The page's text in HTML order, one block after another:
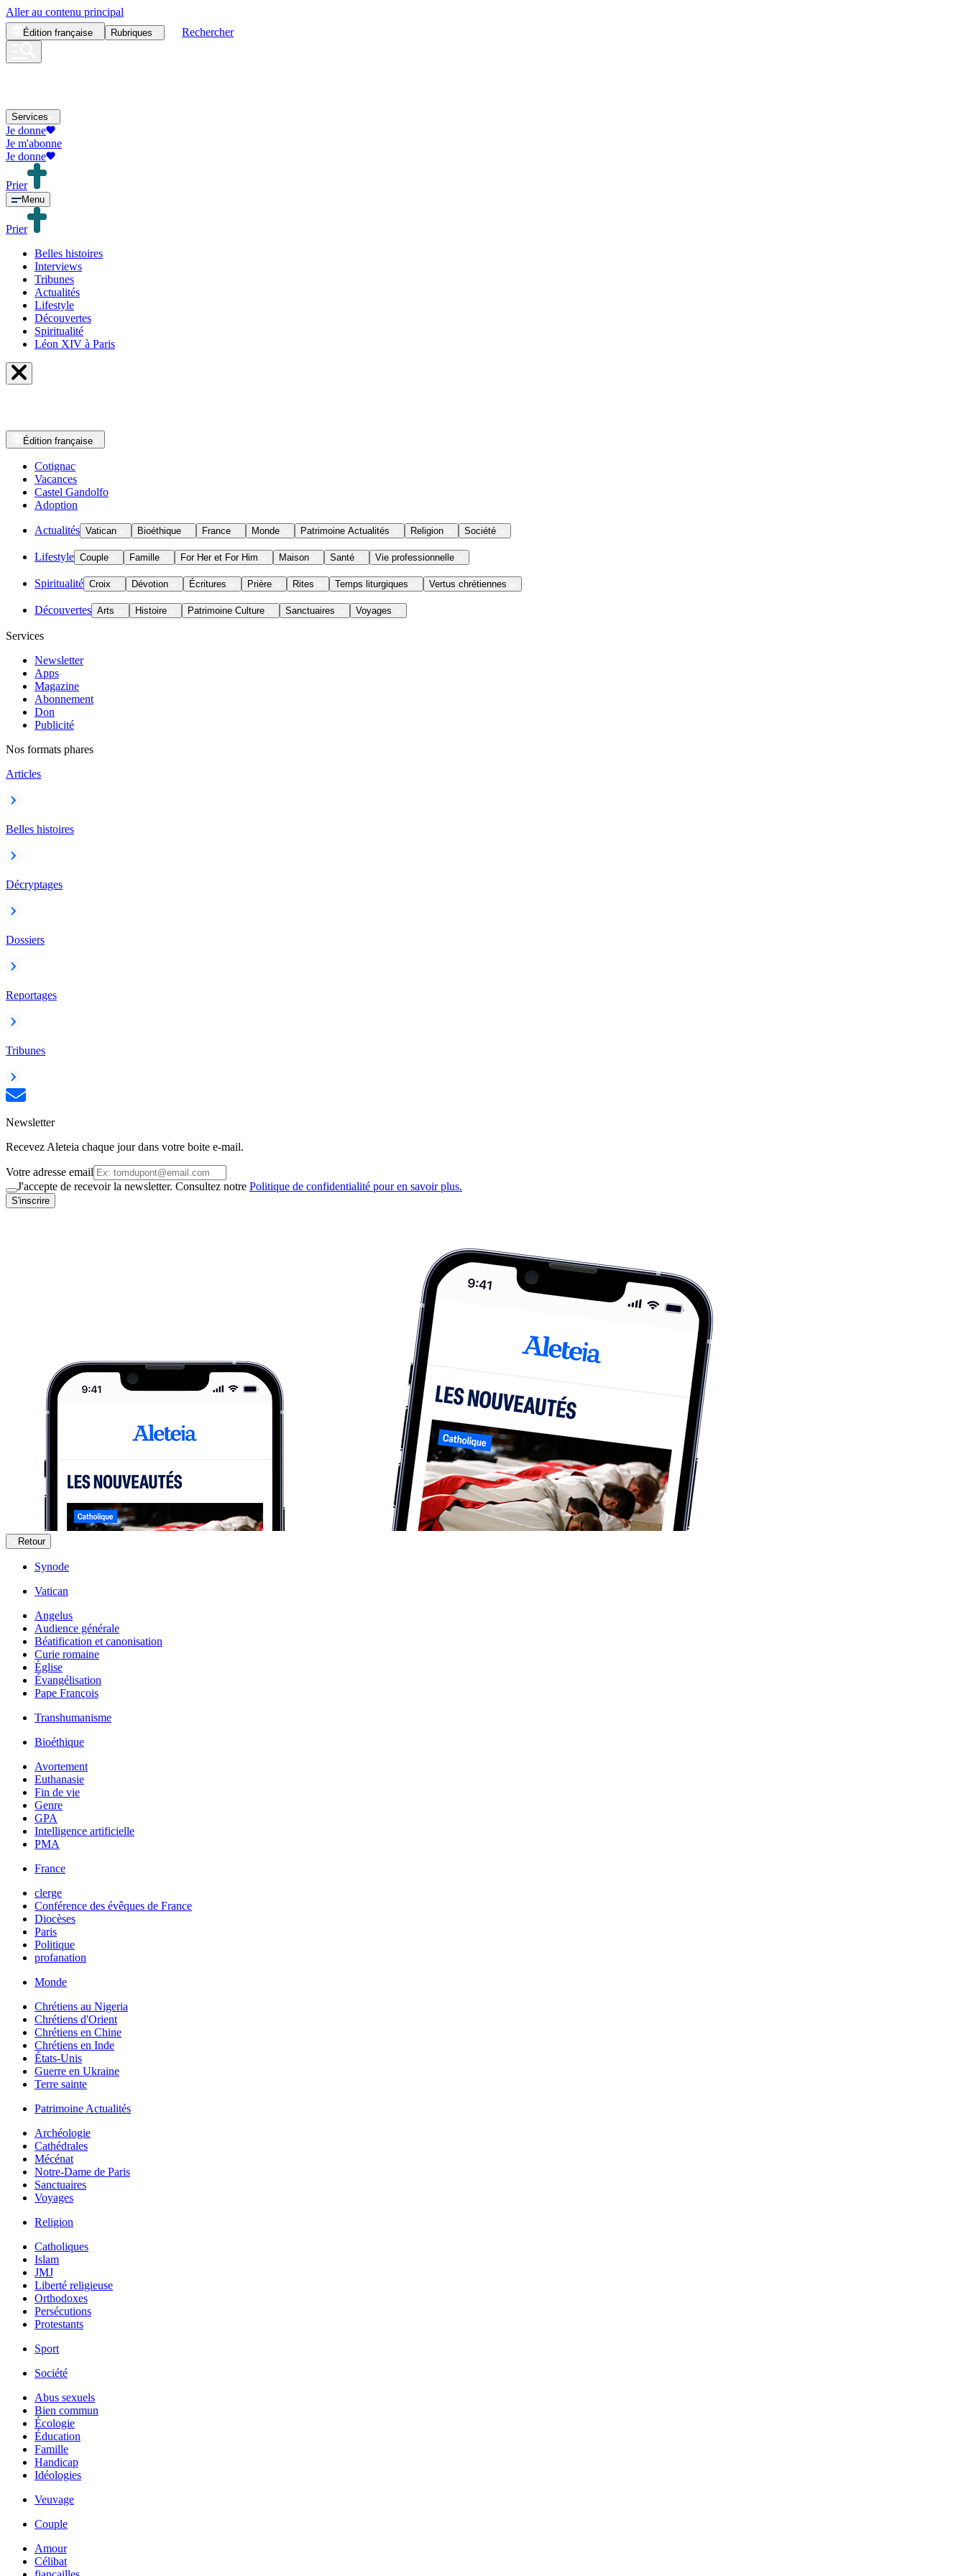
Aller au contenu principal
Édition française Rubriques Rechercher
Services
Je donne
Je m'abonne
Je donne
Prier
Menu
Prier
Belles histoires
Interviews
Tribunes
Actualités
Lifestyle
Découvertes
Spiritualité
Léon XIV à Paris
Édition française
Cotignac
Vacances
Castel Gandolfo
Adoption
Actualités Vatican Bioéthique France Monde Patrimoine Actualités Religion Société
Lifestyle Couple Famille For Her et For Him Maison Santé Vie professionnelle
Spiritualité Croix Dévotion Écritures Prière Rites Temps liturgiques Vertus chrétiennes
Découvertes Arts Histoire Patrimoine Culture Sanctuaires Voyages
Services
Newsletter
Apps
Magazine
Abonnement
Don
Publicité
Nos formats phares
Articles
Belles histoires
Décryptages
Dossiers
Reportages
Tribunes
Newsletter
Recevez Aleteia chaque jour dans votre boite e-mail.
Votre adresse email
J'accepte de recevoir la newsletter. Consultez notre Politique de confidentialité pour en savoir plus.
S'inscrire
Retour
Synode
Vatican
Angelus
Audience générale
Béatification et canonisation
Curie romaine
Église
Évangélisation
Pape François
Transhumanisme
Bioéthique
Avortement
Euthanasie
Fin de vie
Genre
GPA
Intelligence artificielle
PMA
France
clerge
Conférence des évêques de France
Diocèses
Paris
Politique
profanation
Monde
Chrétiens au Nigeria
Chrétiens d'Orient
Chrétiens en Chine
Chrétiens en Inde
États-Unis
Guerre en Ukraine
Terre sainte
Patrimoine Actualités
Archéologie
Cathédrales
Mécénat
Notre-Dame de Paris
Sanctuaires
Voyages
Religion
Catholiques
Islam
JMJ
Liberté religieuse
Orthodoxes
Persécutions
Protestants
Sport
Société
Abus sexuels
Bien commun
Écologie
Éducation
Famille
Handicap
Idéologies
Veuvage
Couple
Amour
Célibat